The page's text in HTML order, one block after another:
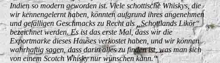
Indien so modern geworden ist. Viele schottische Whiskys, die
wir kennengelernt haben, könnten aufgrund ihres angenehmen
und gefälligen Geschmacks zu Recht als „Schottlands Likör“
bezeichnet werden. Es ist das erste Mal, dass wir die
Exportmarke dieses Hauses verkostet haben, und wir können
wahrhaftig sagen, dass darin alles zu finden ist, was man sich
von einem Scotch Whisky nur wünschen kann.“